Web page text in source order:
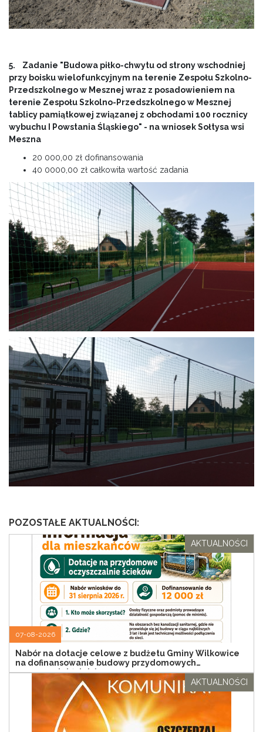
5. Zadanie "Budowa piłko-chwytu od strony wschodniej
przy boisku wielofunkcyjnym na terenie Zespołu Szkolno-
Przedszkolnego w Mesznej wraz z posadowieniem na
terenie Zespołu Szkolno-Przedszkolnego w Mesznej
tablicy pamiątkowej związanej z obchodami 100 rocznicy
wybuchu I Powstania Śląskiego" - na wniosek Sołtysa wsi
Meszna
20 000,00 zł dofinansowania
40 0000,00 zł całkowita wartość zadania
POZOSTAŁE AKTUALNOŚCI:
07-08-2026
Nabór na dotacje celowe z budżetu Gminy Wilkowice
na dofinansowanie budowy przydomowych
oczyszczalni ścieków
AKTUALNOŚCI
AKTUALNOŚCI